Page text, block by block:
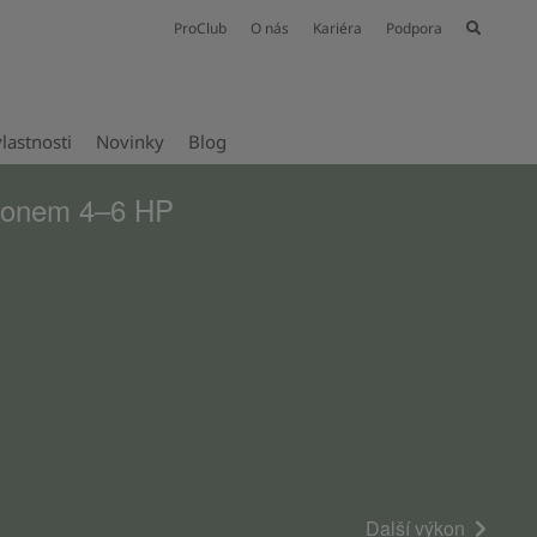
ProClub O nás Kariéra Podpora
Novinky Blog
4–6 HP
Další výkon